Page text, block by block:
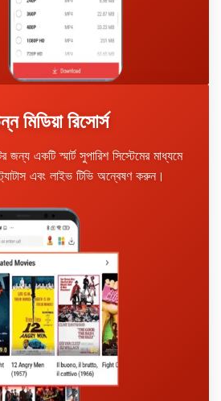
মিডিয়া রিসোর্স
জন্য একটি স্মার্ট সুপারিশ সিস্টেমের মাধ্যমে
এবং লাইভ টিভি অন্বেষণ করুন।